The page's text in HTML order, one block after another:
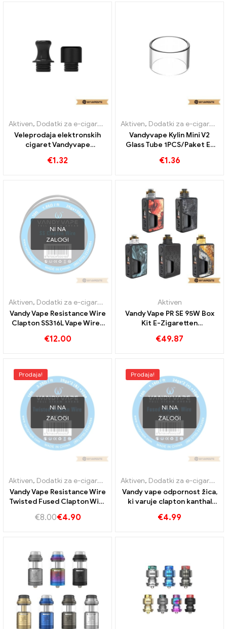
Aktiven, Dodatki za e-cigarete
Veleprodaja elektronskih
cigaret Vandyvape
€1.32
Aktiven, Dodatki za e-cigarete
Vandyvape Kylin Mini V2
Glass Tube 1PCS/Paket E-
meri
€1.36
NI NA
ZALOGI
Aktiven, Dodatki za e-cigarete
Vandy Vape Resistance Wire
Clapton SS316L Vape Wires
丨Custom
€12.00
Aktiven
Vandy Vape PR SE 95W Box
Kit E-Zigaretten
€49.87
Prodaja!
NI NA
ZALOGI
Aktiven, Dodatki za e-cigarete
Vandy Vape Resistance Wire
Twisted Fused Clapton Wire
Veleprodaja丨Custom
€8.00€4.90
Prodaja!
NI NA
ZALOGI
Aktiven, Dodatki za e-cigarete
Vandy vape odpornost žica,
ki varuje clapton kanthal
na debelo 丨 Custom
€4.99